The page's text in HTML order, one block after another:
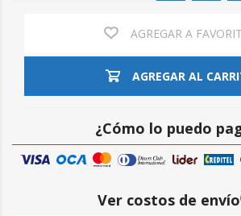
AGREGAR A
AGREGAR AL
¿Cómo lo puedo
Ver costos de envío